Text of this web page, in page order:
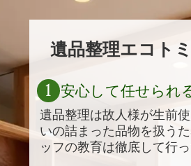
遺品整理エコト
安心して任せられ
遺品整理は故人様が生前
いの詰まった品物を扱う
ッフの教育は徹底して行っ
1